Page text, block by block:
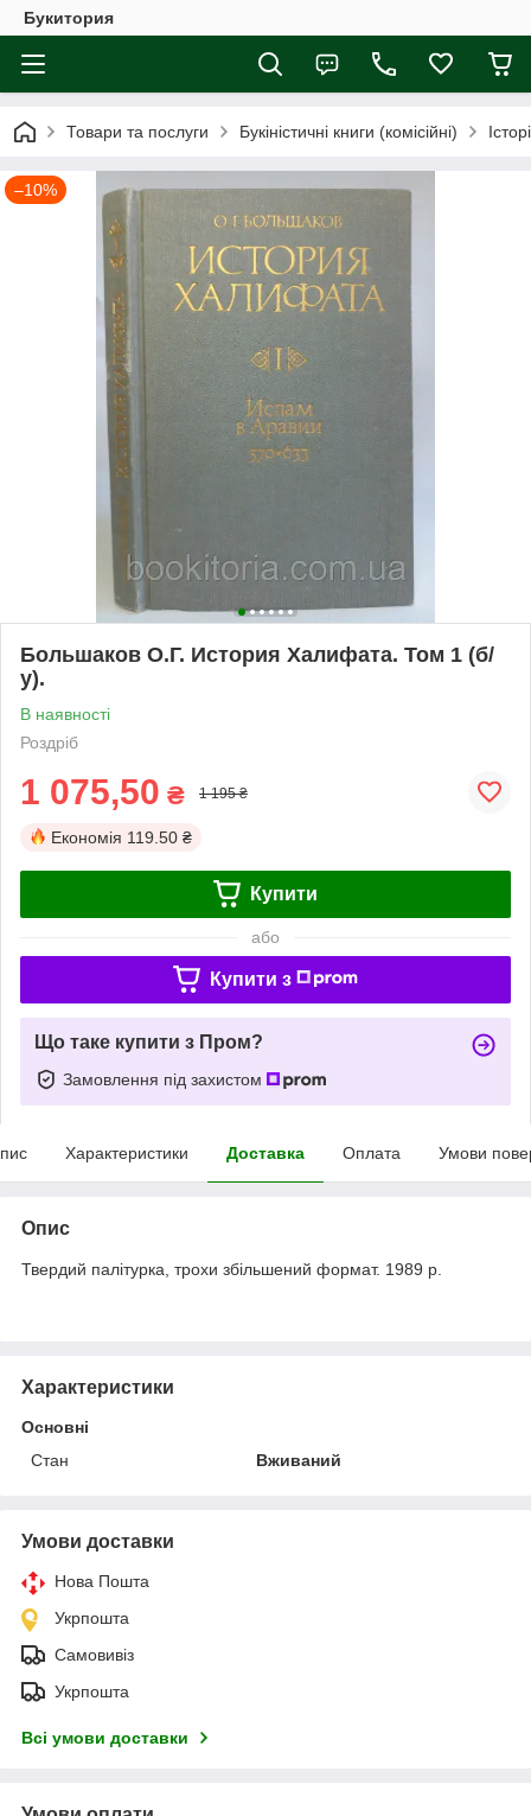
Букитория
Товари та послуги Букіністичні книги (комісійні)
–10%
Большаков О.Г. История Халифата. Том 1 (б/
у).
В наявності
Роздріб
1 075,50 ₴ 1 195 ₴
Економія 119.50 ₴
Купити
або
Купити з
Що таке купити з Пром?
Замовлення під захистом
Характеристики Доставка Оплата Умови
Опис
Твердий палітурка, трохи збільшений формат. 1989 р.
Характеристики
Основні
Стан
Вживаний
Умови доставки
Нова Пошта
Укрпошта
Самовивіз
Укрпошта
Всі умови доставки